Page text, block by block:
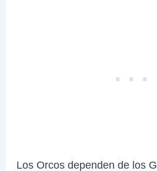
Los Orcos dependen de los